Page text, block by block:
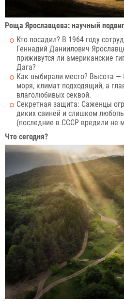
Роща Ярославцева: научный подвиг
Кто посадил? В 1964 году
Геннадий Даниилович
приживутся ли американские
Дага?
Как выбирали место? Высота
моря, климат подходящий, а
влаголюбивых секвой.
Секретная защита: Саженцы
диких свиней и слишком
(последние в СССР вредили не
Что сегодня?